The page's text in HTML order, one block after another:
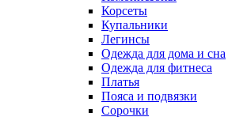
Корсеты
Купальники
Легинсы
Одежда для дома и сна
Одежда для фитнеса
Платья
Пояса и подвязки
Сорочки